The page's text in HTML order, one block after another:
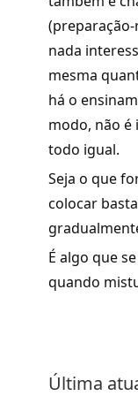
nada
mesma
há o
modo, não
todo igual.
Seja o que
colocar
É algo que
quando
Última